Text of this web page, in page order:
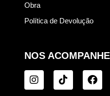
Obra
Política de Devolução
NOS